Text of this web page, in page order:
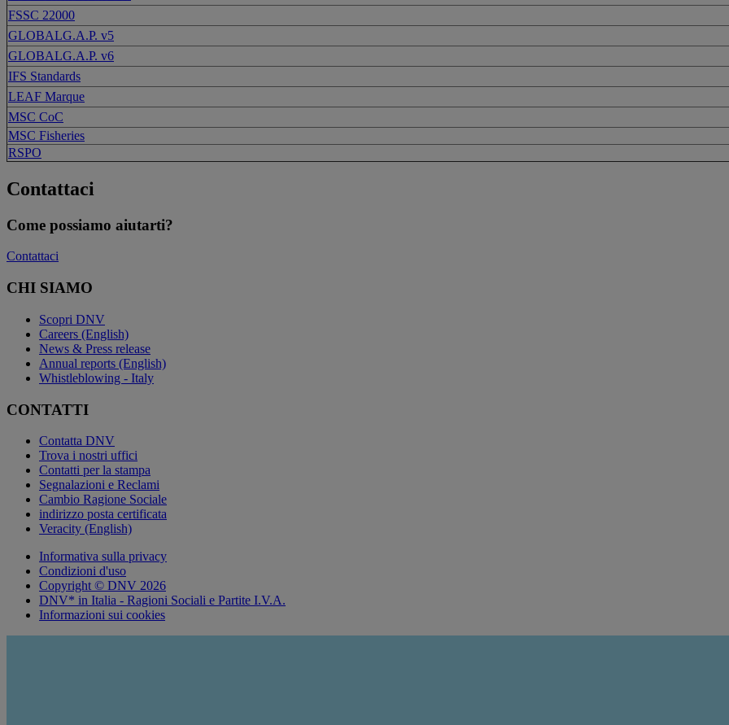
FSSC 22000
GLOBALG.A.P. v5
GLOBALG.A.P. v6
IFS Standards
LEAF Marque
MSC CoC
MSC Fisheries
RSPO
Contattaci
Come possiamo aiutarti?
Contattaci
CHI SIAMO
Scopri DNV
Careers (English)
News & Press release
Annual reports (English)
Whistleblowing - Italy
CONTATTI
Contatta DNV
Trova i nostri uffici
Contatti per la stampa
Segnalazioni e Reclami
Cambio Ragione Sociale
indirizzo posta certificata
Veracity (English)
Informativa sulla privacy
Condizioni d'uso
Copyright © DNV 2026
DNV* in Italia - Ragioni Sociali e Partite I.V.A.
Informazioni sui cookies